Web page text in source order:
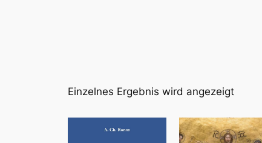
Einzelnes Ergebnis wird angezeigt